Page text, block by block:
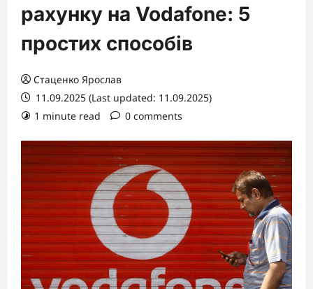
рахунку на Vodafone: 5
простих способів
Стаценко Ярослав
11.09.2025 (Last updated: 11.09.2025)
1 minute read
0 comments